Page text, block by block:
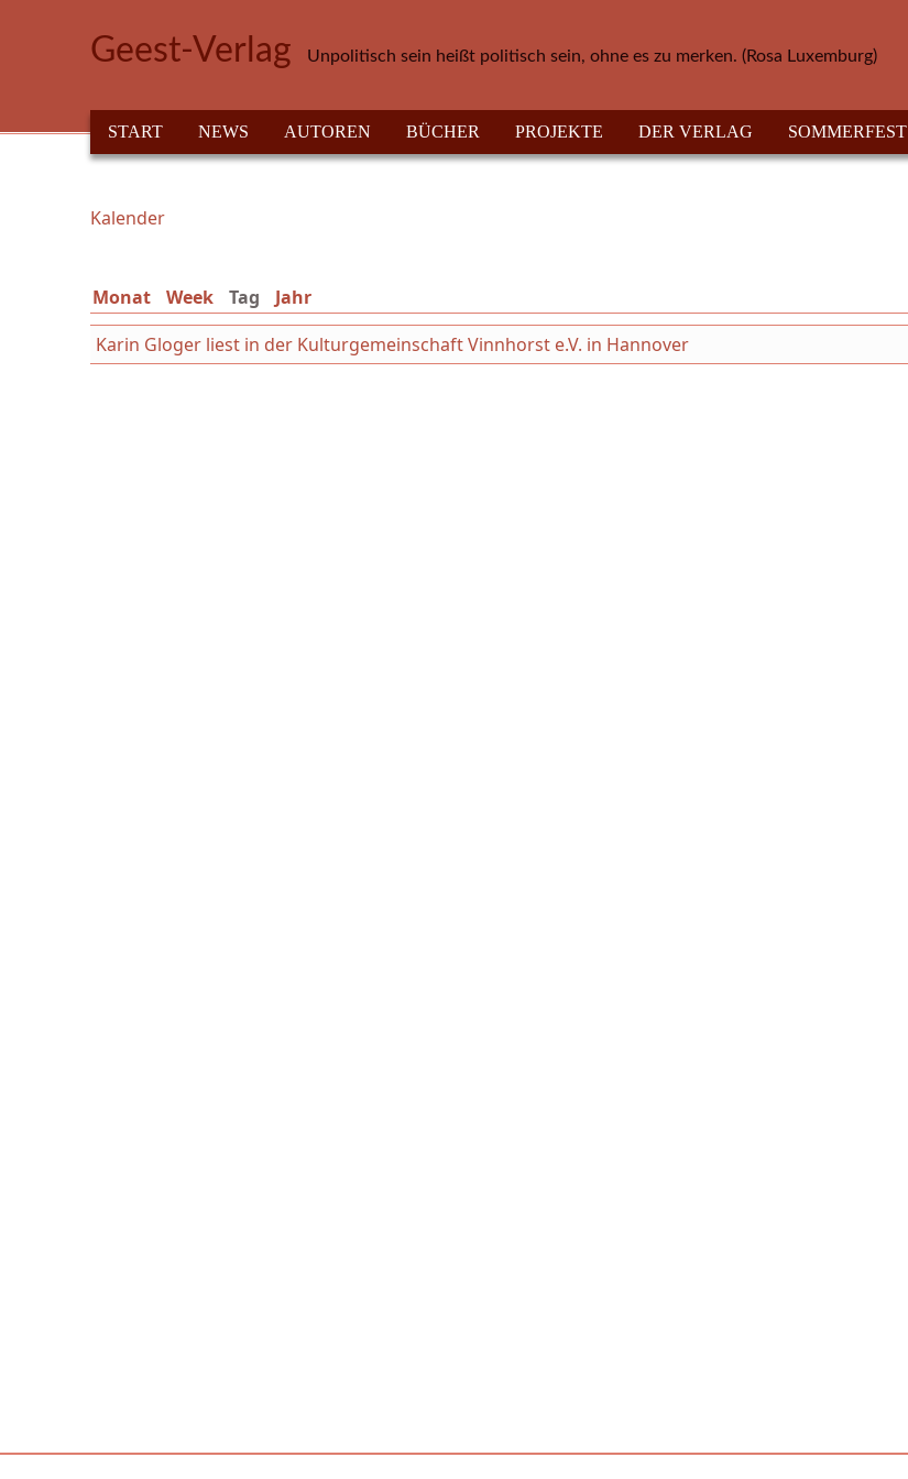
Geest-Verlag Unpolitisch sein heißt politisch sein, ohne es zu merken. (Rosa Luxemburg)
HAUPTMENÜ
START NEWS AUTOREN BÜCHER PROJEKTE DER VERLAG SOMMERFEST
Sie sind hier
Kalender
Monat Week Tag (aktiver Reiter)
Jahr
Karin Gloger liest in der Kulturgemeinschaft Vinnhorst e.V. in Hannover